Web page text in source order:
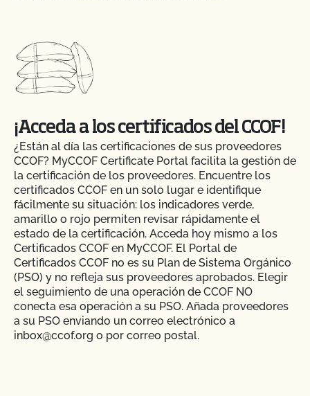
¡Acceda a los certificados del CCOF!
¿Están al día las certificaciones de sus proveedores
CCOF? MyCCOF Certificate Portal facilita la gestión de
la certificación de los proveedores. Encuentre los
certificados CCOF en un solo lugar e identifique
fácilmente su situación: los indicadores verde,
amarillo o rojo permiten revisar rápidamente el
estado de la certificación. Acceda hoy mismo a los
Certificados CCOF en MyCCOF. El Portal de
Certificados CCOF no es su Plan de Sistema Orgánico
(PSO) y no refleja sus proveedores aprobados. Elegir
el seguimiento de una operación de CCOF NO
conecta esa operación a su PSO. Añada proveedores
a su PSO enviando un correo electrónico a
inbox@ccof.org o por correo postal.